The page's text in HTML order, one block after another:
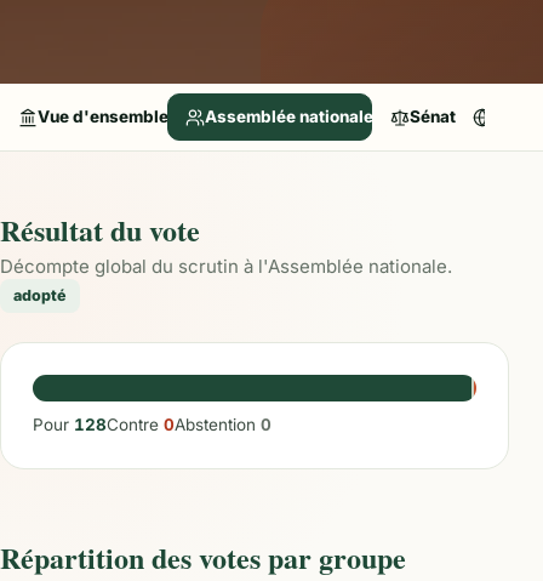
Vue d'ensemble Assemblée nationale Sénat
Résultat du vote
Décompte global du scrutin à l'Assemblée nationale.
adopté
Pour 128Contre 0Abstention 0
Répartition des votes par groupe